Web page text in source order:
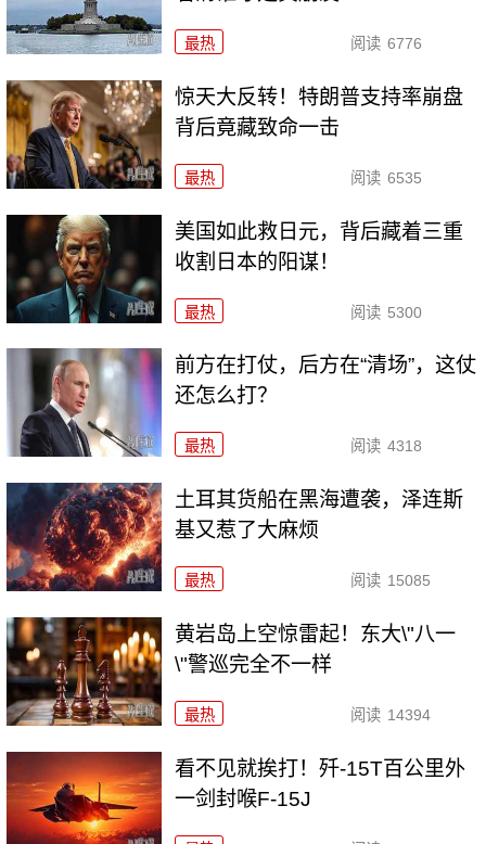
最热 阅读 6776
惊天大反转！特朗普支持率崩盘
背后竟藏致命一击
最热 阅读 6535
美国如此救日元，背后藏着三重
收割日本的阳谋！
最热 阅读 5300
前方在打仗，后方在“清场”，这仗
还怎么打？
最热 阅读 4318
土耳其货船在黑海遭袭，泽连斯
基又惹了大麻烦
最热 阅读 15085
黄岩岛上空惊雷起！东大\"八一
\"警巡完全不一样
最热 阅读 14394
看不见就挨打！歼-15T百公里外
一剑封喉F-15J